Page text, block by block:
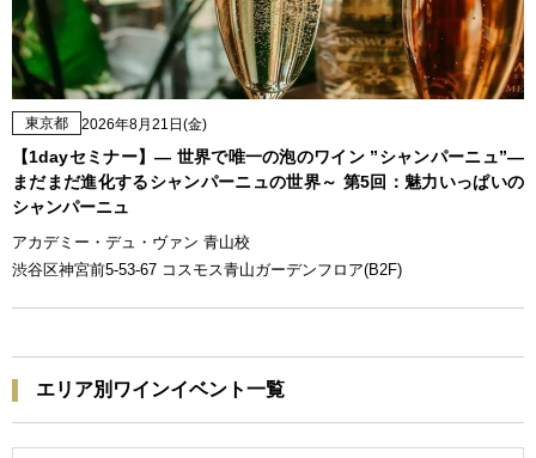
東京都 2026年8月21日(金)
【1dayセミナー】— 世界で唯一の泡のワイン ”シャンパーニュ”—
まだまだ進化するシャンパーニュの世界～ 第5回：魅力いっぱいの
シャンパーニュ
アカデミー・デュ・ヴァン 青山校
渋谷区神宮前5-53-67 コスモス青山ガーデンフロア(B2F)
エリア別ワインイベント一覧